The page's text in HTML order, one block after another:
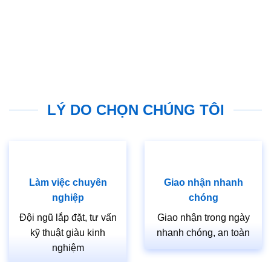
LÝ DO CHỌN CHÚNG TÔI
Làm việc chuyên
nghiệp
Đội ngũ lắp đặt, tư vấn
kỹ thuật giàu kinh
nghiệm
Giao nhận nhanh
chóng
Giao nhận trong ngày
nhanh chóng, an toàn